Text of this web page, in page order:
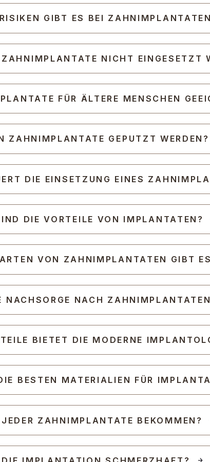
GIBT ES BEI
NICHT EINGESETZT
FÜR ÄLTERE MENSCHEN
ZAHNIMPLANTATE GEPUTZT WERDEN?
DIE EINSETZUNG EINES
DIE VORTEILE VON IMPLANTATEN?
VON ZAHNIMPLANTATEN GIBT
NACHSORGE NACH
BIETET DIE MODERNE
BESTEN MATERIALIEN FÜR
ZAHNIMPLANTATE BEKOMMEN?